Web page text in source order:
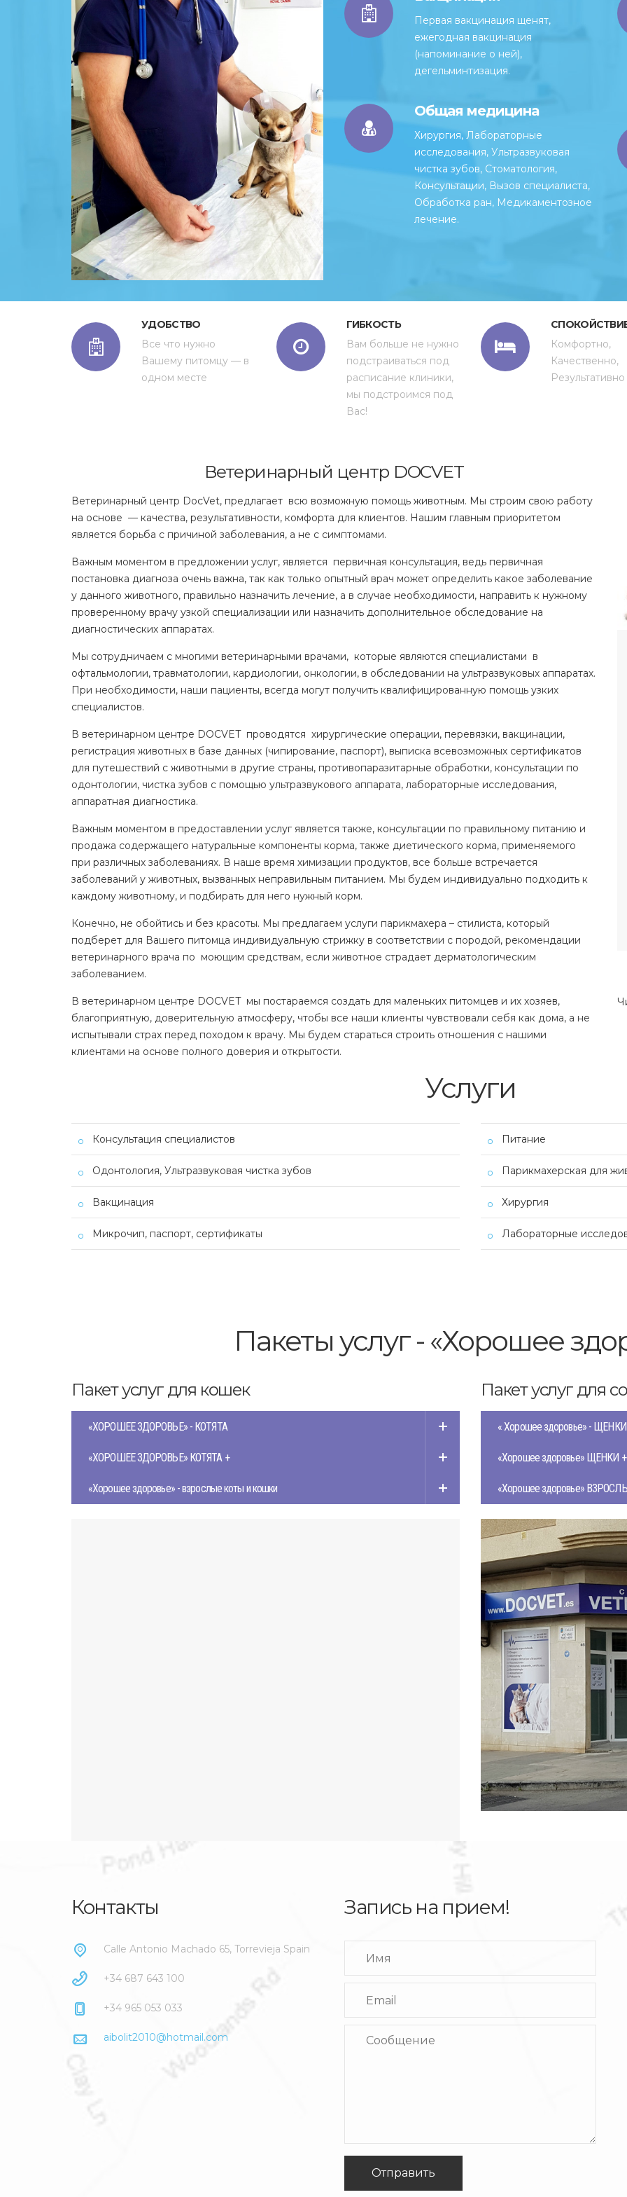
Первая вакцинация щенят,
ежегодная вакцинация
(напоминание о ней),
дегельминтизация.
Общая медицина
Хирургия, Лабораторные
исследования, Ультразвуковая
чистка зубов, Стоматология,
Консультации, Вызов специалиста,
Обработка ран, Медикаментозное
лечение.
УДОБСТВО
Все что нужно
Вашему питомцу — в
одном месте
ГИБКОСТЬ
Вам больше не нужно
подстраиваться под
расписание клиники,
мы подстроимся под
Вас!
Комфортно,
Качественно,
Результативно
Ветеринарный центр DOCVET
Ветеринарный центр DocVet, предлагает всю возможную помощь животным. Мы строим свою работу
на основе — качества, результативности, комфорта для клиентов. Нашим главным приоритетом
является борьба с причиной заболевания, а не с симптомами.
Важным моментом в предложении услуг, является первичная консультация, ведь первичная
постановка диагноза очень важна, так как только опытный врач может определить какое заболевание
у данного животного, правильно назначить лечение, а в случае необходимости, направить к нужному
проверенному врачу узкой специализации или назначить дополнительное обследование на
диагностических аппаратах.
Мы сотрудничаем с многими ветеринарными врачами, которые являются специалистами в
офтальмологии, травматологии, кардиологии, онкологии, в обследовании на ультразвуковых аппаратах.
При необходимости, наши пациенты, всегда могут получить квалифицированную помощь узких
специалистов.
В ветеринарном центре DOCVET проводятся хирургические операции, перевязки, вакцинации,
регистрация животных в базе данных (чипирование, паспорт), выписка всевозможных сертификатов
для путешествий с животными в другие страны, противопаразитарные обработки, консультации по
одонтологии, чистка зубов с помощью ультразвукового аппарата, лабораторные исследования,
аппаратная диагностика.
Важным моментом в предоставлении услуг является также, консультации по правильному питанию и
продажа содержащего натуральные компоненты корма, также диетического корма, применяемого
при различных заболеваниях. В наше время химизации продуктов, все больше встречается
заболеваний у животных, вызванных неправильным питанием. Мы будем индивидуально подходить к
каждому животному, и подбирать для него нужный корм.
Конечно, не обойтись и без красоты. Мы предлагаем услуги парикмахера – стилиста, который
подберет для Вашего питомца индивидуальную стрижку в соответствии с породой, рекомендации
ветеринарного врача по моющим средствам, если животное страдает дерматологическим
заболеванием.
В ветеринарном центре DOCVET мы постараемся создать для маленьких питомцев и их хозяев,
благоприятную, доверительную атмосферу, чтобы все наши клиенты чувствовали себя как дома, а не
испытывали страх перед походом к врачу. Мы будем стараться строить отношения с нашими
клиентами на основе полного доверия и открытости.
Услуги
Консультация специалистов
Одонтология, Ультразвуковая чистка зубов
Вакцинация
Микрочип, паспорт, сертификаты
Питание
Парикмахерская для
Хирургия
Лабораторные
Пакеты услуг - «Хорошее
Пакет услуг для кошек
«ХОРОШЕЕ ЗДОРОВЬЕ» - КОТЯТА
«ХОРОШЕЕ ЗДОРОВЬЕ» КОТЯТА +
«Хорошее здоровье» - взрослые коты и кошки
Пакет услуг для
« Хорошее здоровье» - ЩЕНКИ
«Хорошее здоровье» ЩЕНКИ +
«Хорошее здоровье»
Контакты
Calle Antonio Machado 65, Torrevieja Spain
+34 687 643 100
+34 965 053 033
aibolit2010@hotmail.com
Запись на прием!